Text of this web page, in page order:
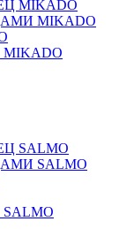
MIKADO
MIKADO
SALMO
SALMO